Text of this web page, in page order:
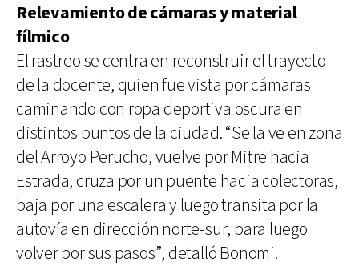
Relevamiento de cámaras y material
fílmico
El rastreo se centra en reconstruir el trayecto
de la docente, quien fue vista por cámaras
caminando con ropa deportiva oscura en
distintos puntos de la ciudad. “Se la ve en zona
del Arroyo Perucho, vuelve por Mitre hacia
Estrada, cruza por un puente hacia colectoras,
baja por una escalera y luego transita por la
autovía en dirección norte-sur, para luego
volver por sus pasos”, detalló Bonomi.